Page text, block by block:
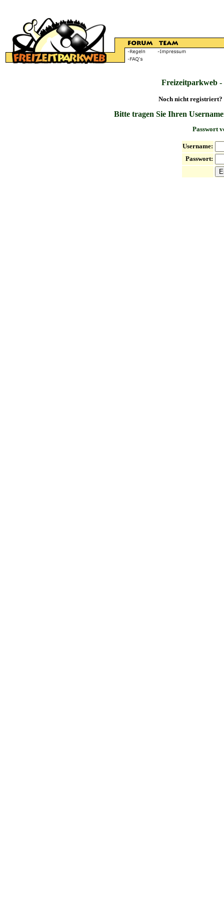
Freizeitparkweb
Noch nicht registriert?
Bitte tragen Sie Ihren
Passwort
Username:
Passwort: